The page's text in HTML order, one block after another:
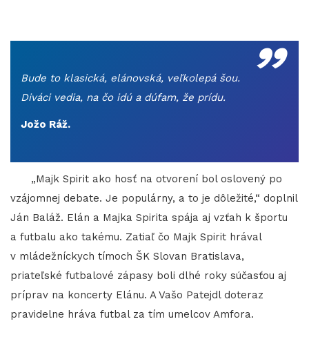
„
Bude to klasická, elánovská, veľkolepá šou.
Diváci vedia, na čo idú a dúfam, že prídu.
Jožo Ráž.
„Majk Spirit ako hosť na otvorení bol oslovený po
vzájomnej debate. Je populárny, a to je dôležité,“ doplnil
Ján Baláž. Elán a Majka Spirita spája aj vzťah k športu
a futbalu ako takému. Zatiaľ čo Majk Spirit hrával
v mládežníckych tímoch ŠK Slovan Bratislava,
priateľské futbalové zápasy boli dlhé roky súčasťou aj
príprav na koncerty Elánu. A Vašo Patejdl doteraz
pravidelne hráva futbal za tím umelcov Amfora.